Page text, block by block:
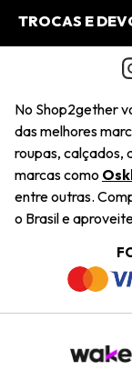
Journal
Saiu na Mídia
Sustentabilidade
Navegando
Termos e
Trabalhe
Regulamento e
Minha Conta
Pedido de
Wishlist
TROCAS E
Condições Gerais
Troca Fácil
Restituição de
Dúvidas
Termos e
Política de
No Shop2gether
das melhores
roupas, calçados,
marcas como
entre outras.
o Brasil e